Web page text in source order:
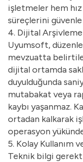
işletmeler hem
süreçlerini
4. Dijital
Uyumsoft,
mevzuatta
dijital ortamda
duyulduğunda
mutabakat veya
kaybı yaşanmaz.
ortadan kalkarak
operasyon
5. Kolay Kullanım
Teknik bilgi